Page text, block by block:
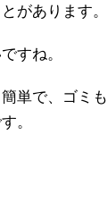
があります。
すね。
単で、ゴミ
。